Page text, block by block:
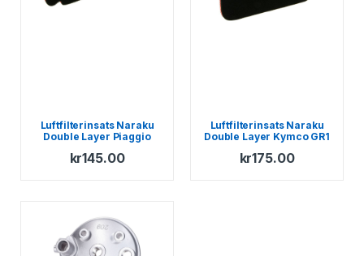
Luftfilterinsats Naraku
Double Layer Piaggio
kr145.00
Luftfilterinsats Naraku
Double Layer Kymco GR1
kr175.00